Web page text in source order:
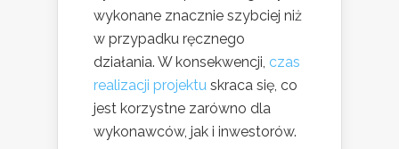
wykonane znacznie szybciej niż
w przypadku ręcznego
działania. W konsekwencji, czas
realizacji projektu skraca się, co
jest korzystne zarówno dla
wykonawców, jak i inwestorów.